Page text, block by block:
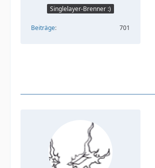
Singlelayer-Brenner :)
Beiträge 701